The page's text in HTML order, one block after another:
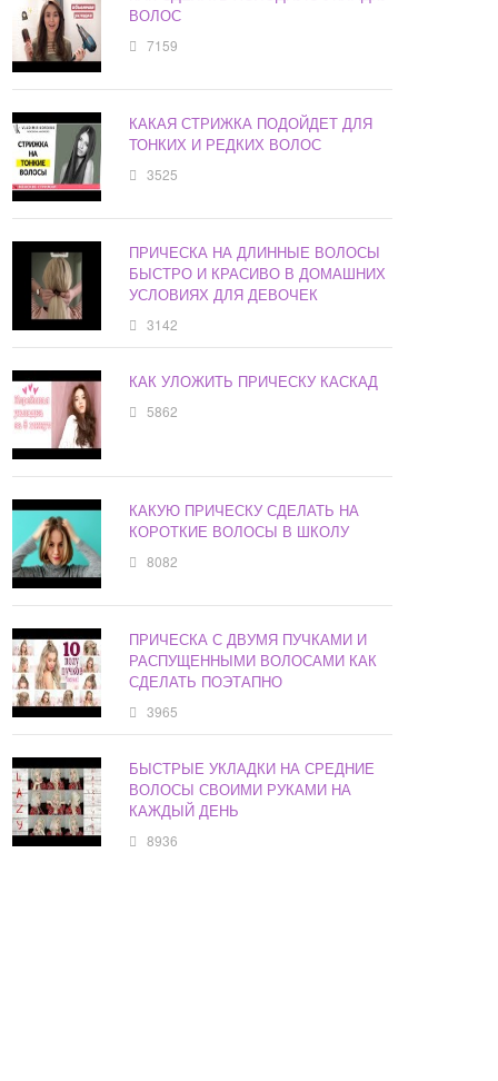
ВОЛОС
7159
КАКАЯ СТРИЖКА ПОДОЙДЕТ ДЛЯ
ТОНКИХ И РЕДКИХ ВОЛОС
3525
ПРИЧЕСКА НА ДЛИННЫЕ ВОЛОСЫ
БЫСТРО И КРАСИВО В ДОМАШНИХ
УСЛОВИЯХ ДЛЯ ДЕВОЧЕК
3142
КАК УЛОЖИТЬ ПРИЧЕСКУ КАСКАД
5862
КАКУЮ ПРИЧЕСКУ СДЕЛАТЬ НА
КОРОТКИЕ ВОЛОСЫ В ШКОЛУ
8082
ПРИЧЕСКА С ДВУМЯ ПУЧКАМИ И
РАСПУЩЕННЫМИ ВОЛОСАМИ КАК
СДЕЛАТЬ ПОЭТАПНО
3965
БЫСТРЫЕ УКЛАДКИ НА СРЕДНИЕ
ВОЛОСЫ СВОИМИ РУКАМИ НА
КАЖДЫЙ ДЕНЬ
8936